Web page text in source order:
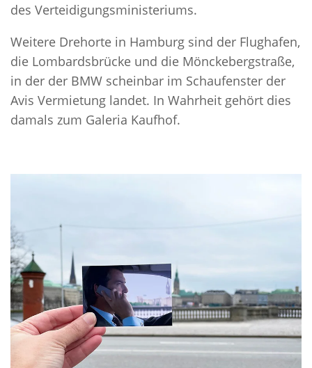
des Verteidigungsministeriums.
Weitere Drehorte in Hamburg sind der Flughafen,
die Lombardsbrücke und die Mönckebergstraße,
in der der BMW scheinbar im Schaufenster der
Avis Vermietung landet. In Wahrheit gehört dies
damals zum Galeria Kaufhof.